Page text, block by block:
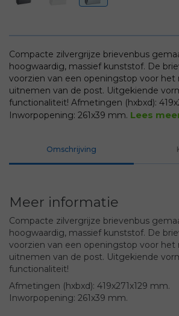
Compacte zilvergrijze brievenbus
hoogwaardig, massief kunststof. De
voorzien van een openingstop voor het
uitnemen van de post. Uitgekiende
functionaliteit! Afmetingen (hxbxd):
Inworpopening: 261x39 mm. Lees
Omschrijving
Meer informatie
Compacte zilvergrijze brievenbus
hoogwaardig, massief kunststof. De
voorzien van een openingstop voor het
uitnemen van de post. Uitgekiende
functionaliteit!
Afmetingen (hxbxd): 419x271x129 mm.
Inworpopening: 261x39 mm.